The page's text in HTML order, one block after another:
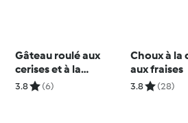
Gâteau roulé aux
cerises et à la
chantilly
3.8 (6)
Choux à la
aux fraises
3.8 (28)